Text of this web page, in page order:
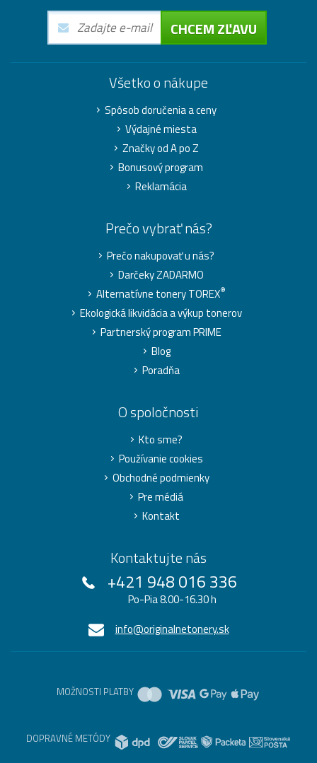
CHCEM ZĽAVU
Všetko o nákupe
Spôsob doručenia a ceny
Výdajné miesta
Značky od A po Z
Bonusový program
Reklamácia
Prečo vybrať nás?
Prečo nakupovať u nás?
Darčeky ZADARMO
Alternatívne tonery TOREX®
Ekologická likvidácia a výkup tonerov
Partnerský program PRIME
Blog
Poradňa
O spoločnosti
Kto sme?
Používanie cookies
Obchodné podmienky
Pre médiá
Kontakt
Kontaktujte nás
+421 948 016 336
Po-Pia 8.00-16.30 h
info@originalnetonery.sk
MOŽNOSTI PLATBY
DOPRAVNÉ METÓDY